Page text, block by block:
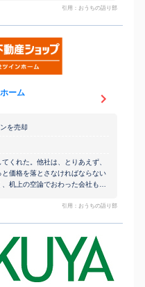
引用：おうちの語り部
ーム
を売却
くれた。他社は、とりあえず、
価格を落とさなければならない
机上の空論でおわった会社もあ
引用：おうちの語り部